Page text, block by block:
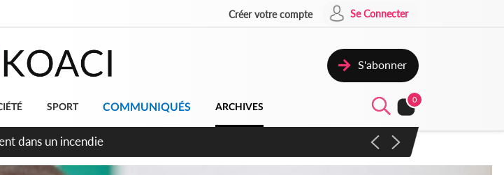
Créer votre compte Se Connecter
S'abonner
SPORT COMMUNIQUÉS ARCHIVES
0
nationale transformée en vaste campagne contre les produits